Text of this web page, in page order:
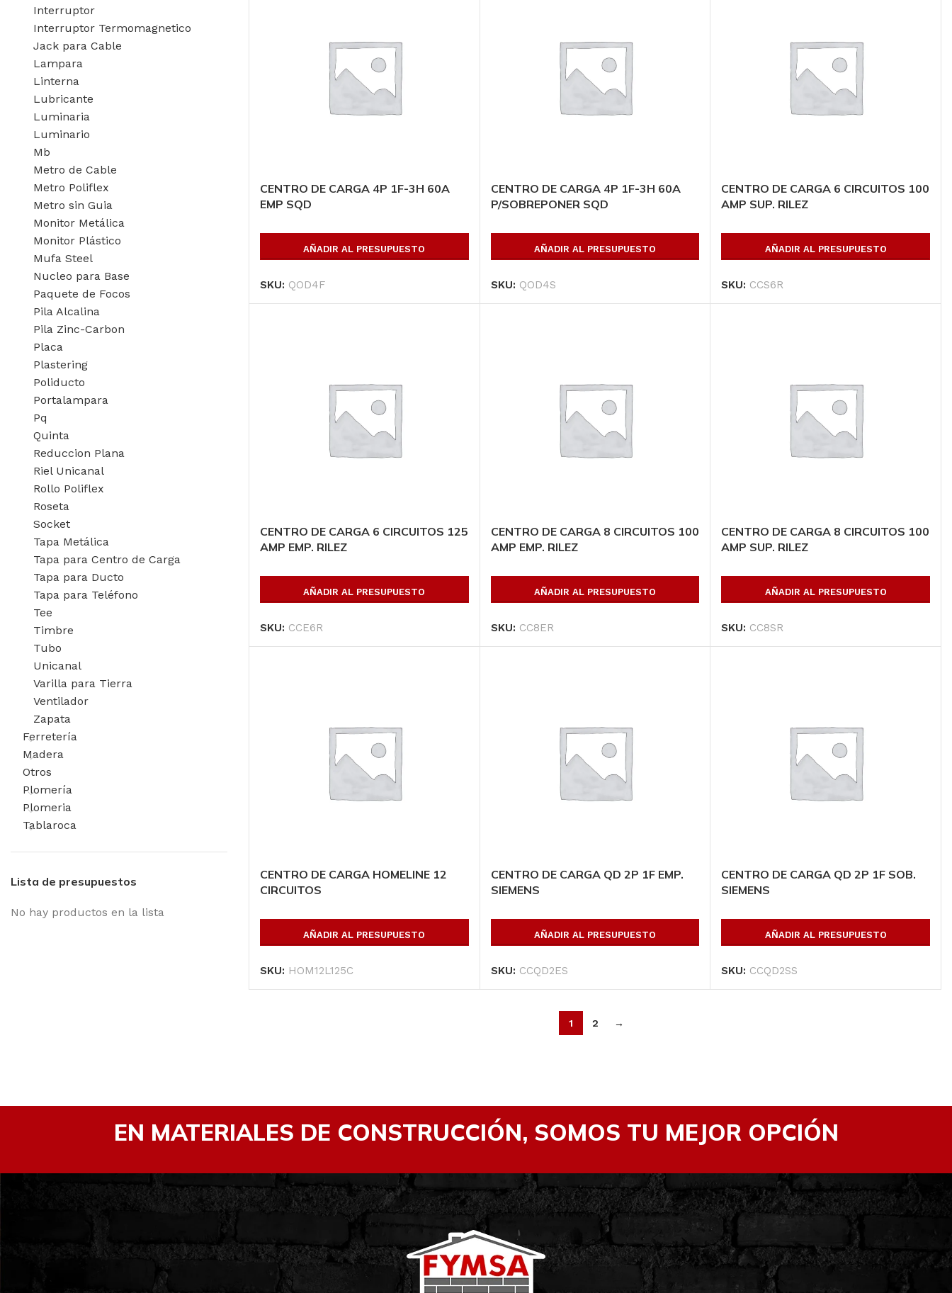
Interruptor
Interruptor Termomagnetico
Jack para Cable
Lampara
Linterna
Lubricante
Luminaria
Luminario
Mb
Metro de Cable
Metro Poliflex
Metro sin Guia
Monitor Metálica
Monitor Plástico
Mufa Steel
Nucleo para Base
Paquete de Focos
Pila Alcalina
Pila Zinc-Carbon
Placa
Plastering
Poliducto
Portalampara
Pq
Quinta
Reduccion Plana
Riel Unicanal
Rollo Poliflex
Roseta
Socket
Tapa Metálica
Tapa para Centro de Carga
Tapa para Ducto
Tapa para Teléfono
Tee
Timbre
Tubo
Unicanal
Varilla para Tierra
Ventilador
Zapata
Ferretería
Madera
Otros
Plomería
Plomeria
Tablaroca
Lista de presupuestos
No hay productos en la lista
CENTRO DE CARGA 4P 1F-3H 60A
EMP SQD
AÑADIR AL PRESUPUESTO
SKU: QOD4F
CENTRO DE CARGA 4P 1F-3H 60A
P/SOBREPONER SQD
AÑADIR AL PRESUPUESTO
SKU: QOD4S
CENTRO DE CARGA 6 CIRCUITOS 100
AMP SUP. RILEZ
AÑADIR AL PRESUPUESTO
SKU: CCS6R
CENTRO DE CARGA 6 CIRCUITOS 125
AMP EMP. RILEZ
AÑADIR AL PRESUPUESTO
SKU: CCE6R
CENTRO DE CARGA 8 CIRCUITOS 100
AMP EMP. RILEZ
AÑADIR AL PRESUPUESTO
SKU: CC8ER
CENTRO DE CARGA 8 CIRCUITOS 100
AMP SUP. RILEZ
AÑADIR AL PRESUPUESTO
SKU: CC8SR
CENTRO DE CARGA HOMELINE 12
CIRCUITOS
AÑADIR AL PRESUPUESTO
SKU: HOM12L125C
CENTRO DE CARGA QD 2P 1F EMP.
SIEMENS
AÑADIR AL PRESUPUESTO
SKU: CCQD2ES
CENTRO DE CARGA QD 2P 1F SOB.
SIEMENS
AÑADIR AL PRESUPUESTO
SKU: CCQD2SS
1 2 →
EN MATERIALES DE CONSTRUCCIÓN, SOMOS TU MEJOR OPCIÓN